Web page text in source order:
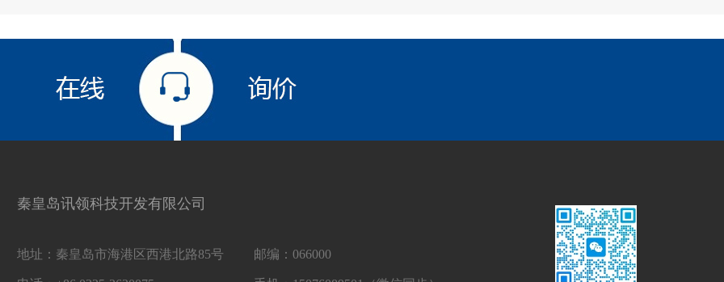
秦皇岛讯领科技开发有限公司
地址：秦皇岛市海港区西港北路85号 邮编：066000